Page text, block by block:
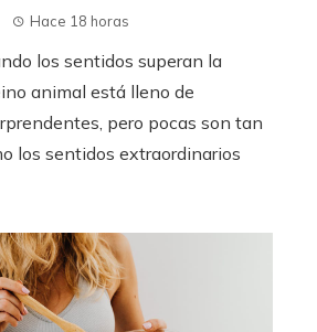
Hace 18 horas
los sentidos superan la
animal está lleno de
pero pocas son tan
los sentidos extraordinarios